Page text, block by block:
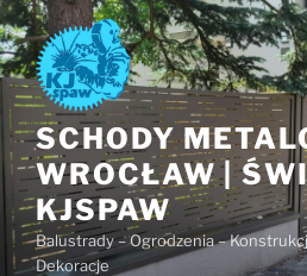
Przejdź
do
treści
SCHODY
WROCŁAW |
KJSPAW
Balustrady – Ogrodzenia –
Dekoracje